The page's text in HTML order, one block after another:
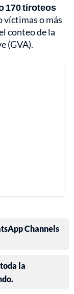
170 tiroteos
víctimas o más
conteo de la
(GVA).
Channels
la